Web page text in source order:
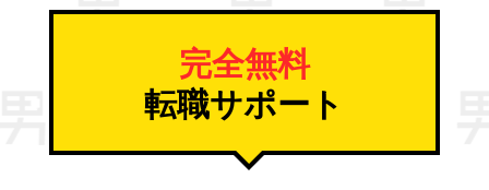
完全無料
転職サポート